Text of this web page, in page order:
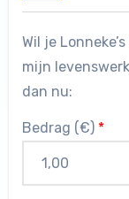
Wil je
mijn
dan nu:
Bedrag (€) *